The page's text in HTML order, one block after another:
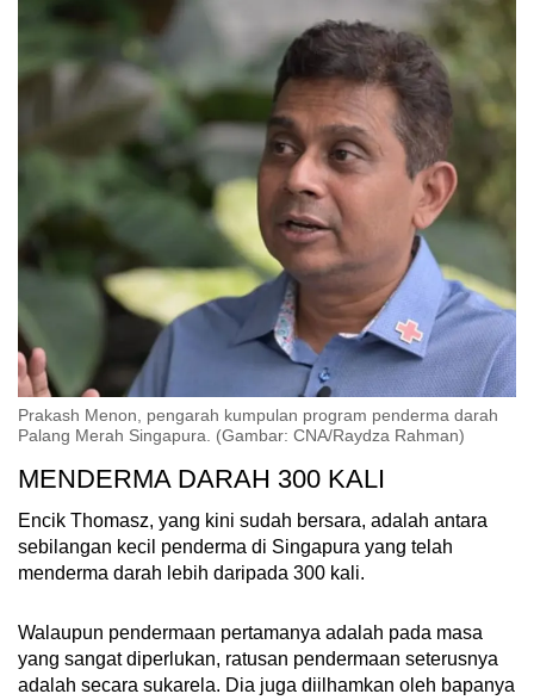
Prakash Menon, pengarah kumpulan program penderma darah
Palang Merah Singapura. (Gambar: CNA/Raydza Rahman)
MENDERMA DARAH 300 KALI
Encik Thomasz, yang kini sudah bersara, adalah antara
sebilangan kecil penderma di Singapura yang telah
menderma darah lebih daripada 300 kali.
Walaupun pendermaan pertamanya adalah pada masa
yang sangat diperlukan, ratusan pendermaan seterusnya
adalah secara sukarela. Dia juga diilhamkan oleh bapanya